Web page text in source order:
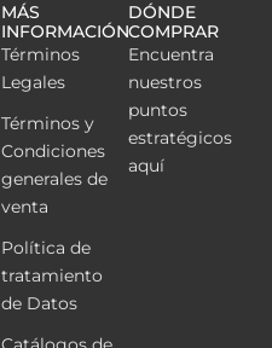
MÁS
INFORMACIÓN
Términos
Legales
Términos y
Condiciones
generales de
venta
Política de
tratamiento
de Datos
DÓNDE
COMPRAR
Encuentra
nuestros
puntos
estratégicos
aquí